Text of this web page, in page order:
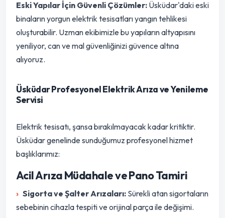
Eski Yapılar İçin Güvenli Çözümler: Üsküdar'daki eski
binaların yorgun elektrik tesisatları yangın tehlikesi
oluşturabilir. Uzman ekibimizle bu yapıların altyapısını
yeniliyor, can ve mal güvenliğinizi güvence altına
alıyoruz.
Üsküdar Profesyonel Elektrik Arıza ve Yenileme
Servisi
Elektrik tesisatı, şansa bırakılmayacak kadar kritiktir.
Üsküdar genelinde sunduğumuz profesyonel hizmet
başlıklarımız:
Acil Arıza Müdahale ve Pano Tamiri
Sigorta ve Şalter Arızaları: Sürekli atan sigortaların
sebebinin cihazla tespiti ve orijinal parça ile değişimi.